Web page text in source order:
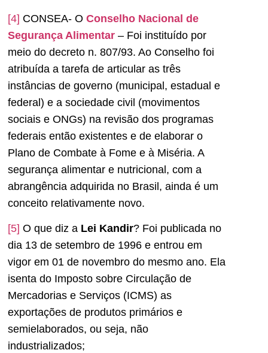
[4] CONSEA- O Conselho Nacional de
Segurança Alimentar – Foi instituído por
meio do decreto n. 807/93. Ao Conselho foi
atribuída a tarefa de articular as três
instâncias de governo (municipal, estadual e
federal) e a sociedade civil (movimentos
sociais e ONGs) na revisão dos programas
federais então existentes e de elaborar o
Plano de Combate à Fome e à Miséria. A
segurança alimentar e nutricional, com a
abrangência adquirida no Brasil, ainda é um
conceito relativamente novo.
[5] O que diz a Lei Kandir? Foi publicada no
dia 13 de setembro de 1996 e entrou em
vigor em 01 de novembro do mesmo ano. Ela
isenta do Imposto sobre Circulação de
Mercadorias e Serviços (ICMS) as
exportações de produtos primários e
semielaborados, ou seja, não
industrializados;